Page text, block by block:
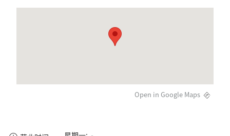
Open in Google Maps